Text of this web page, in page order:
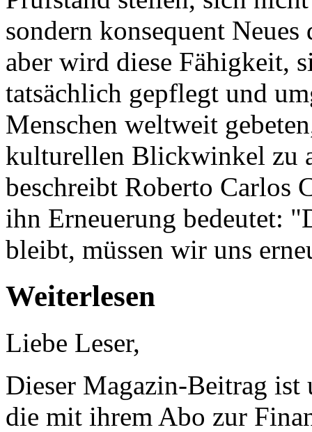
sondern konsequent
aber wird diese Fähigkeit,
tatsächlich gepflegt und
Menschen weltweit
kulturellen Blickwinkel zu
beschreibt Roberto Carlos
ihn Erneuerung bedeutet:
bleibt, müssen wir uns
Weiterlesen
Liebe Leser,
Dieser Magazin-Beitrag ist
die mit ihrem Abo zur